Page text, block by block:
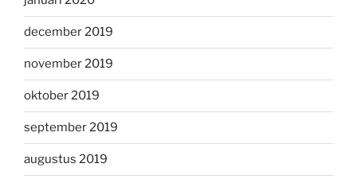
december 2019
november 2019
oktober 2019
september 2019
augustus 2019